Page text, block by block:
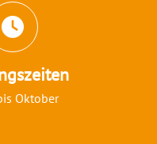
Oktober